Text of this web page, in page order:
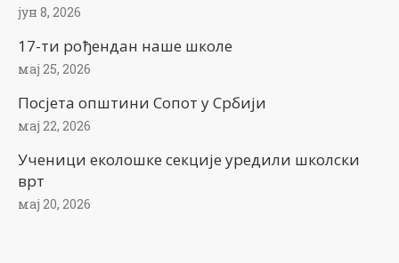
јун 8, 2026
17-ти рођендан наше школе
мај 25, 2026
Посјета општини Сопот у Србији
мај 22, 2026
Ученици еколошке секције уредили школски
врт
мај 20, 2026